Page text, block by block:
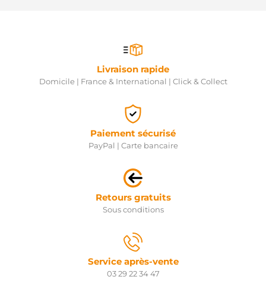
Livraison rapide
Domicile | France & International | Click & Collect
Paiement sécurisé
PayPal | Carte bancaire
Retours gratuits
Sous conditions
Service après-vente
03 29 22 34 47